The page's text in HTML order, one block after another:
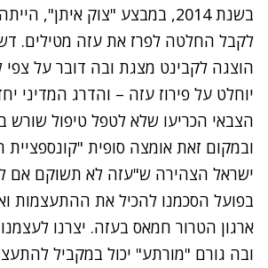
בשנת 2014, במבצע "צוק איתן",
יוחלט על פירוז עזה – והדרג המדיני
הצבאי הכריעו שלא לטפל טיפול שורש
ובמקום זאת אומצה סופית
ישראל הצהירה ש"עזה לא תשוקם אם
בפועל הסכמנו להכיל את ההתעצמות
ארגון הטרור חמאס בעזה. יצרנו
ובה גורם "מורתע" יכול במקביל